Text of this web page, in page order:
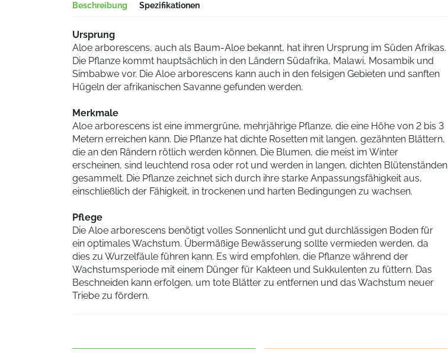
Beschreibung Spezifikationen
Ursprung
Aloe arborescens, auch als Baum-Aloe bekannt, hat ihren Ursprung im Süden Afrikas.
Die Pflanze kommt hauptsächlich in den Ländern Südafrika, Malawi, Mosambik und
Simbabwe vor. Die Aloe arborescens kann auch in den felsigen Gebieten und sanften
Hügeln der afrikanischen Savanne gefunden werden.
Merkmale
Aloe arborescens ist eine immergrüne, mehrjährige Pflanze, die eine Höhe von 2 bis 3
Metern erreichen kann. Die Pflanze hat dichte Rosetten mit langen, gezähnten Blättern,
die an den Rändern rötlich werden können. Die Blumen, die meist im Winter
erscheinen, sind leuchtend rosa oder rot und werden in langen, dichten Blütenständen
gesammelt. Die Pflanze zeichnet sich durch ihre starke Anpassungsfähigkeit aus,
einschließlich der Fähigkeit, in trockenen und harten Bedingungen zu wachsen.
Pflege
Die Aloe arborescens benötigt volles Sonnenlicht und gut durchlässigen Boden für
ein optimales Wachstum. Übermäßige Bewässerung sollte vermieden werden, da
dies zu Wurzelfäule führen kann. Es wird empfohlen, die Pflanze während der
Wachstumsperiode mit einem Dünger für Kakteen und Sukkulenten zu füttern. Das
Beschneiden kann erfolgen, um tote Blätter zu entfernen und das Wachstum neuer
Triebe zu fördern.